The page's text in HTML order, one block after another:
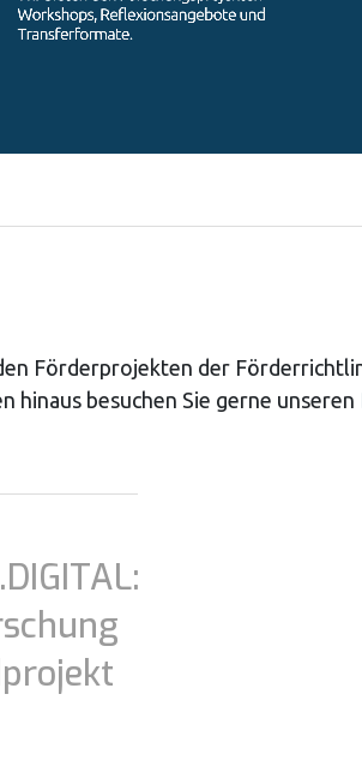
Förderprojekten der
hinaus besuchen Sie gerne unseren